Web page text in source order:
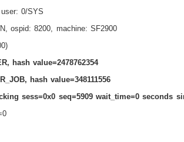
0/SYS
ospid: 8200, machine: SF2900
hash value=2478762354
hash value=348111556
sess=0x0 seq=5909 wait_time=0 seconds